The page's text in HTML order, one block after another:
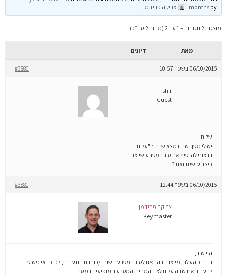
monthsby צביקה פרידמן
מוצגות 2 תגובות – 1 עד 2 (מתוך 2 סה״כ)
מאת דיונים
06/10/2015 בשעה 10:57 #3880
shir
Guest
שלום ,
יש לי מסך שבו נמצא שדה : "עלות"
ברצוני להוסיף את סוג המטבע שיוצג.
כיצד עושים זאת ?
06/10/2015 בשעה 12:44 #3881
צביקה פרידמן
Keymaster
היי שיר,
בדר"כ העלות מיוצגת בהתאם לסוג המטבע בשורה/כותרת התעודה, לכן כדאי פשוט
להעביר את שדה עלות לצד המחיר והמטבע המופיעים במסך.